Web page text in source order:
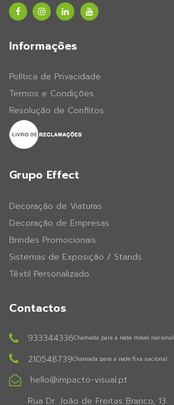
Informações
Política de Privacidade
Termos e Condições
Resolução de Conflitos
Grupo Effect
Decoração de Viaturas
Decoração de Empresas
Brindes Promocionais
Sistemas de Exposição / Stands
Têxtil Personalizado
Contactos
933344336Chamada para a rede móvel nacional
210548739Chamada para a rede fixa nacional
hello@impacto-visual.pt
Rua Dr. João de Freitas Branco, 13